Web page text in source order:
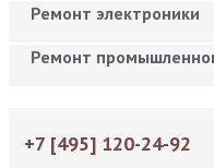
Ремонт электроники
Ремонт
+7 [495] 120-24-92